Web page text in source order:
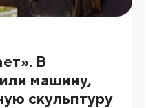
В
машину,
скульптуру